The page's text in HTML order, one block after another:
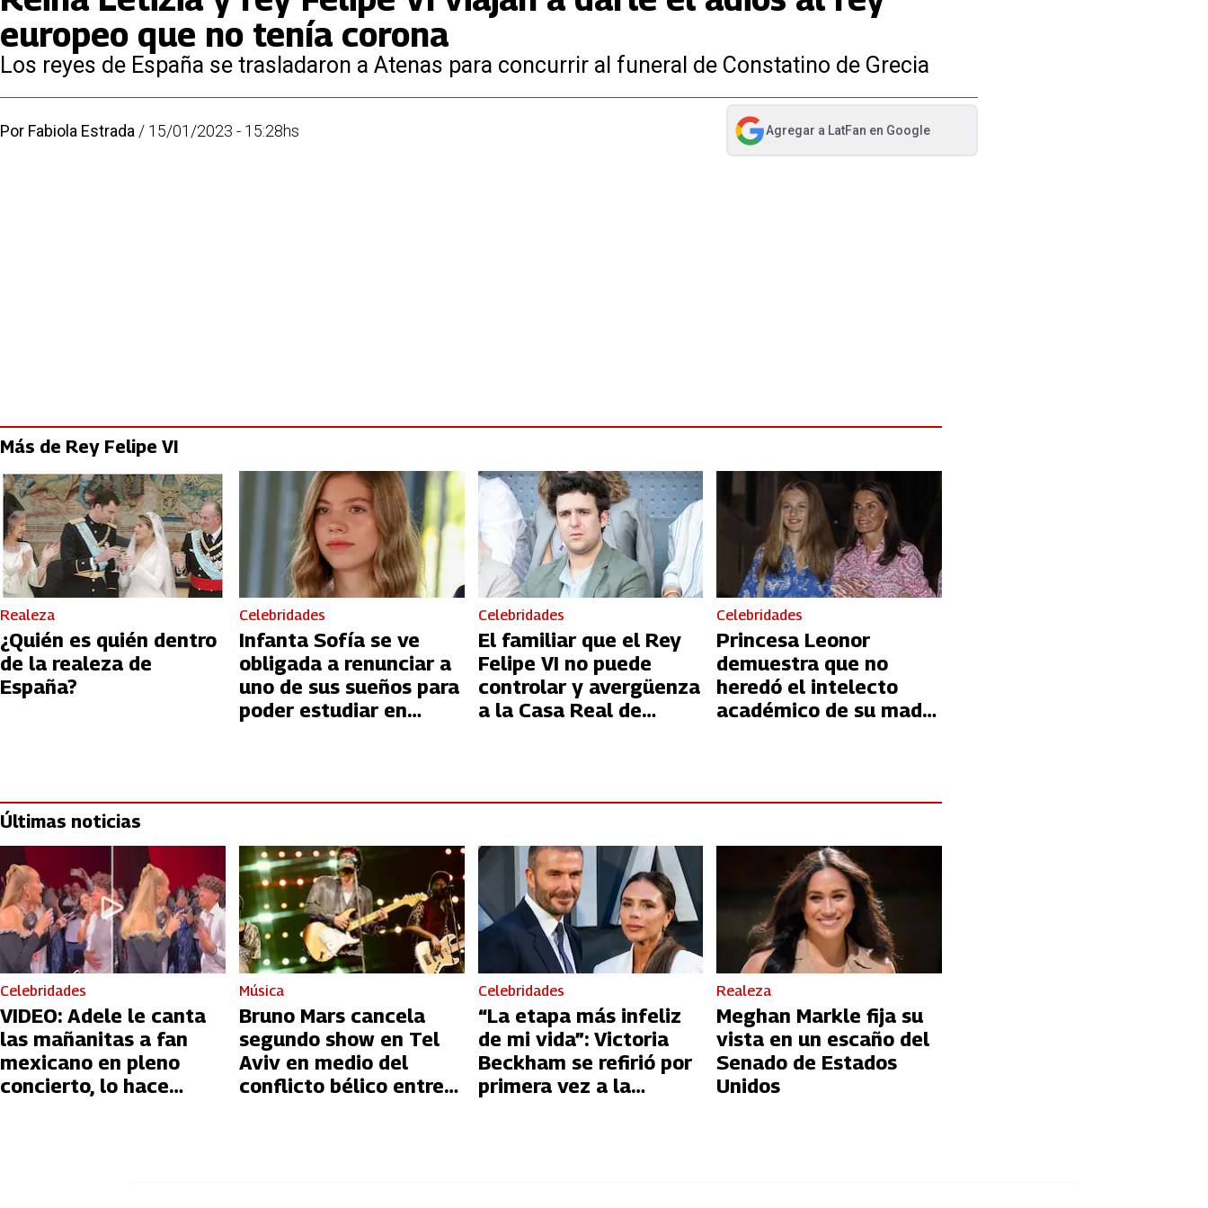
europeo que no tenía corona
Los reyes de España se trasladaron a Atenas para concurrir al funeral de Constatino de Grecia
Por Fabiola Estrada / 15/01/2023 - 15:28hs Agregar a LatFan en Google
abre en nueva pestaña
Más de Rey Felipe VI
Realeza
¿Quién es quién dentro
de la realeza de
España?
Celebridades
Infanta Sofía se ve
obligada a renunciar a
uno de sus sueños para
poder estudiar en
Celebridades
El familiar que el Rey
Felipe VI no puede
controlar y avergüenza
a la Casa Real de
Celebridades
Princesa Leonor
demuestra que no
heredó el intelecto
académico de su madre
Últimas noticias
Celebridades
VIDEO: Adele le canta
las mañanitas a fan
mexicano en pleno
concierto, lo hace
Música
Bruno Mars cancela
segundo show en Tel
Aviv en medio del
conflicto bélico entre
Celebridades
“La etapa más infeliz
de mi vida”: Victoria
Beckham se refirió por
primera vez a la
Realeza
Meghan Markle fija su
vista en un escaño del
Senado de Estados
Unidos